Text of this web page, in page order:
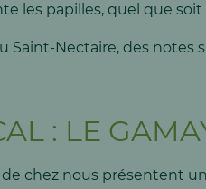
les papilles, quel que
Saint-Nectaire, des
: LE
chez nous présentent